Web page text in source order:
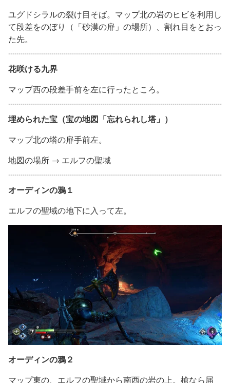
ユグドシラルの裂け目そば。マップ北の岩のヒビを利用し
て段差をのぼり（「砂漠の扉」の場所）、割れ目をとおっ
た先。
花咲ける九界
マップ西の段差手前を左に行ったところ。
埋められた宝（宝の地図「忘れられし塔」）
マップ北の塔の扉手前左。
地図の場所 → エルフの聖域
オーディンの鴉１
エルフの聖域の地下に入って左。
オーディンの鴉２
マップ東の、エルフの聖域から南西の岩の上。槍なら届